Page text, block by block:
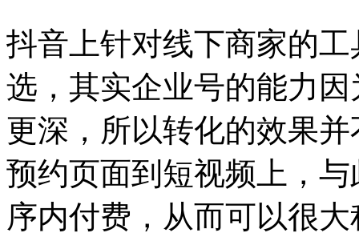
抖音上针对线下商家的
选，其实企业号的能力
更深，所以转化的效果
预约页面到短视频上，
序内付费，从而可以很